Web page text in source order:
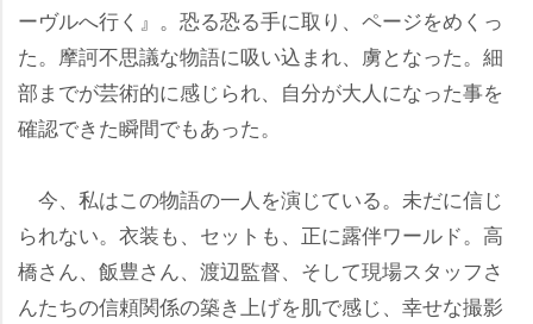
ーヴルへ行く』。恐る恐る手に取り、ページをめくっ
た。摩訶不思議な物語に吸い込まれ、虜となった。細
部までが芸術的に感じられ、自分が大人になった事を
確認できた瞬間でもあった。
今、私はこの物語の一人を演じている。未だに信じ
られない。衣装も、セットも、正に露伴ワールド。高
橋さん、飯豊さん、渡辺監督、そして現場スタッフさ
んたちの信頼関係の築き上げを肌で感じ、幸せな撮影